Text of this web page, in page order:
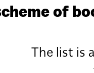
of
The list is